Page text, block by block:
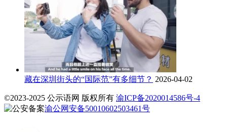
藏在深圳街头的“国际范”有多细节？ 2026-04-02
©2023-2025 公示语网 版权所有 渝ICP备2020014586号-4
渝公网安备50010602503461号